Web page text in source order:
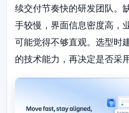
续交付节奏快的研发团队。
手较慢，界面信息密度高，
可能觉得不够直观。选型时
的技术能力，再决定是否采用